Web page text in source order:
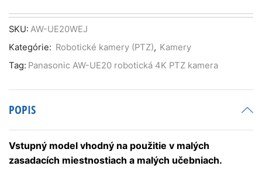
AW-
UE20
4K
PTZ
(biela)
SKU: AW-UE20WEJ
Kategórie: Robotické kamery (PTZ), Kamery
Tag: Panasonic AW-UE20 robotická 4K PTZ kamera
POPIS
Vstupný model vhodný na použitie v malých
zasadacích miestnostiach a malých učebniach.